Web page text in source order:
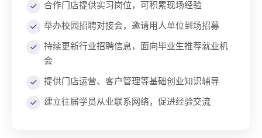
合作门店提供实习岗位，可积累现场经验
举办校园招聘对接会，邀请用人单位到场招募
持续更新行业招聘信息，面向毕业生推荐就业机
会
提供门店运营、客户管理等基础创业知识辅导
建立往届学员从业联系网络，促进经验交流